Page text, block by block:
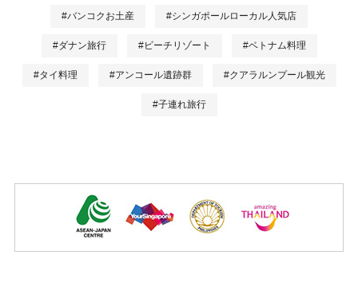
#バンコクお土産 #シンガポールローカル人気店
#ダナン旅行 #ビーチリゾート #ベトナム料理
#タイ料理 #アンコール遺跡群 #クアラルンプール観光
#子連れ旅行